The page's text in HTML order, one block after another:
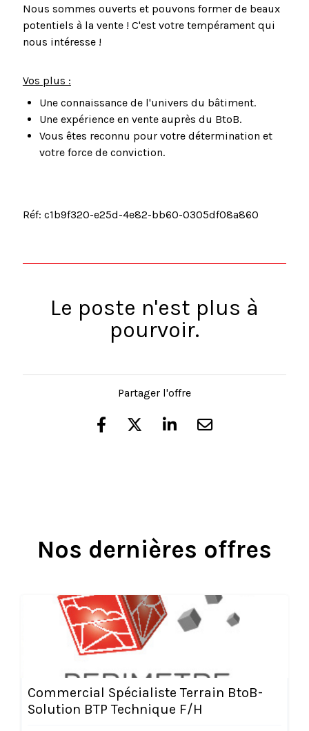
Nous sommes ouverts et pouvons former de beaux
potentiels à la vente ! C'est votre tempérament qui
nous intéresse !
Vos plus :
Une connaissance de l'univers du bâtiment.
Une expérience en vente auprès du BtoB.
Vous êtes reconnu pour votre détermination et
votre force de conviction.
Réf: c1b9f320-e25d-4e82-bb60-0305df08a860
Le poste n'est plus à
pourvoir.
Partager l'offre
Nos dernières offres
Commercial Spécialiste Terrain BtoB-
Solution BTP Technique F/H